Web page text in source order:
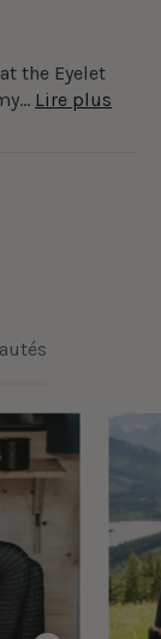
the Eyelet
Lire plus